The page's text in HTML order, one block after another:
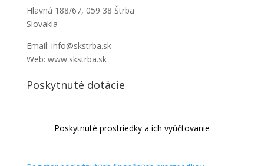
Hlavná 188/67, 059 38 Štrba
Slovakia
Email: info@skstrba.sk
Web: www.skstrba.sk
Poskytnuté dotácie
Poskytnuté prostriedky a ich vyúčtovanie